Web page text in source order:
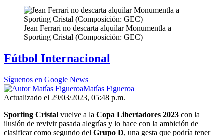
Jean Ferrari no descarta alquilar Monumentla a
Sporting Cristal (Composición: GEC)
Fútbol Internacional
Síguenos en Google News
Matías Figueroa
Actualizado el 29/03/2023, 05:48 p.m.
Sporting Cristal vuelve a la Copa Libertadores 2023 con la
ilusión de revivir pasada alegrías y lo hace con la ambición de
clasificar como segundo del Grupo D, una gesta que podría tener